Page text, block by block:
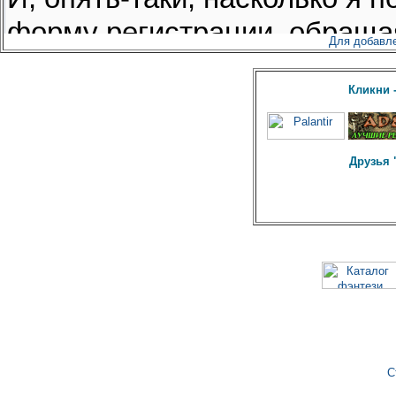
персонажей"и появился"F.A.Q.
или Куда я попал и что теперь"
12 Dec 2009.
Для
Кликни
Друзья